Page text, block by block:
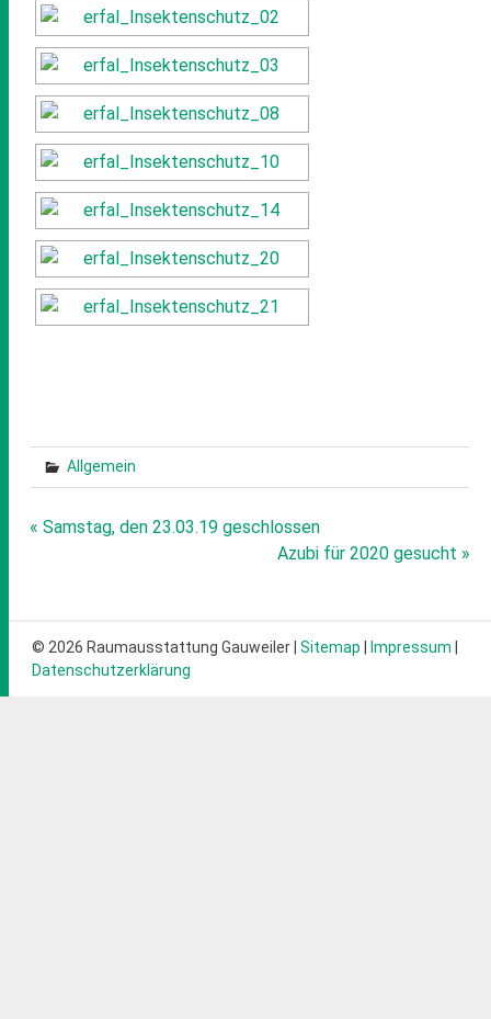
Allgemein
Beitragsnavigation
« Samstag, den 23.03.19 geschlossen
Azubi für 2020 gesucht »
© 2026 Raumausstattung Gauweiler | Sitemap Impressum
Datenschutzerklärung